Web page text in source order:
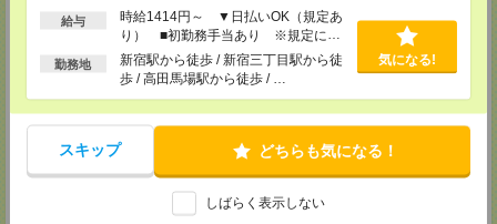
給与
時給1414円～ ▼日払いOK（規定あ
り） ■初勤務手当あり ※規定によ
る
勤務地
新宿駅から徒歩 / 新宿三丁目駅から徒
歩 / 高田馬場駅から徒歩 / …
気になる!
スキップ どちらも気になる！
しばらく表示しない
TEL：0120-934-200
tenshoku@nikken-ts.jp
担当：採用担当
メディカルケア事業部 町田オフィス
東京都町田市森野1-7-23 大樹生命町田ビル6F
TEL：0120-453-285
MAIL： tenshoku@nikken-ts.jp
担当：採用担当
メディカルケア事業部 横浜オフィス